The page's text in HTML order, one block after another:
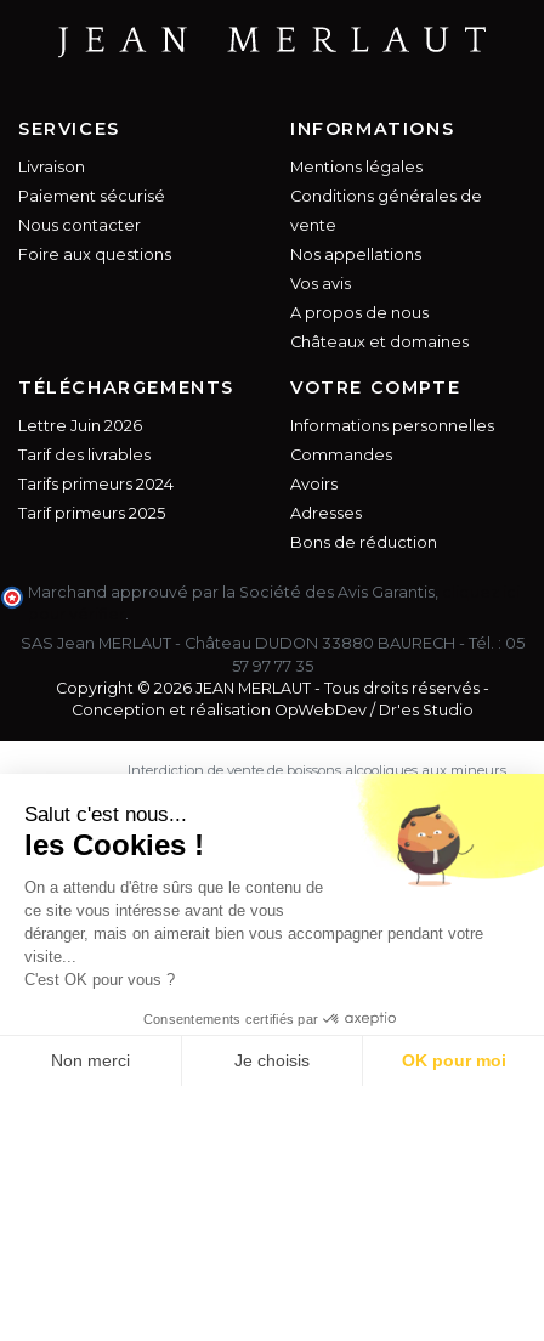
SERVICES
Livraison
Paiement sécurisé
Nous contacter
Foire aux questions
INFORMATIONS
Mentions légales
Conditions générales de
vente
Nos appellations
Vos avis
A propos de nous
Châteaux et domaines
TÉLÉCHARGEMENTS
Lettre Juin 2026
Tarif des livrables
Tarifs primeurs 2024
Tarif primeurs 2025
VOTRE COMPTE
Informations personnelles
Commandes
Avoirs
Adresses
Bons de réduction
Marchand approuvé par la Société des Avis Garantis,
.
SAS Jean MERLAUT - Château DUDON 33880 BAURECH - Tél. : 05
57 97 77 35
Copyright © 2026 JEAN MERLAUT - Tous droits réservés -
Conception et réalisation OpWebDev/ Dr'es Studio
Interdiction de vente de boissons alcooliques aux mineurs
est exigée au moment de la vente en ligne.
CODE DE LA SANTE PUBLIQUE, ART. L. 3342-1 et L. 3353-3
L'abus d'alcool est dangereux pour la santé. Sachez
Salut c'est nous...
les Cookies !
On a attendu d'être sûrs que le contenu de
ce site vous intéresse avant de vous
déranger, mais on aimerait bien vous accompagner pendant votre
visite...
C'est OK pour vous ?
Consentements certifiés par
Non merci Je choisis OK pour moi
★★★★★